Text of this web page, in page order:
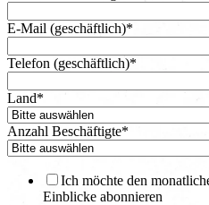
E-Mail (geschäftlich)*
Telefon (geschäftlich)*
Land*
Anzahl Beschäftigte*
Ich möchte den
Einblicke abonnieren